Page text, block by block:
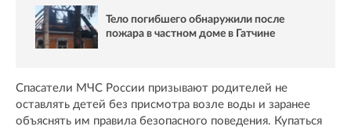
Тело погибшего обнаружили после
пожара в частном доме в Гатчине
Спасатели МЧС России призывают родителей не
оставлять детей без присмотра возле воды и заранее
объяснять им правила безопасного поведения. Купаться